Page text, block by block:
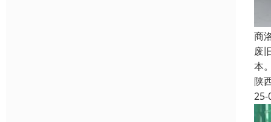
商
废
本
陕
25-